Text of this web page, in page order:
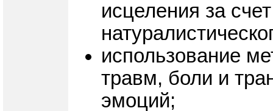
исцеления за
использование
травм, боли и
эмоций;